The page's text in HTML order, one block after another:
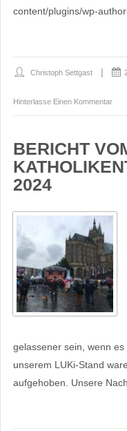
content/plugins/wp-
Christoph Settgast
Hinterlasse Einen Kommentar
BERICHT
2024
gelassener sein, wenn
unserem LUKi-Stand
aufgehoben. Unsere